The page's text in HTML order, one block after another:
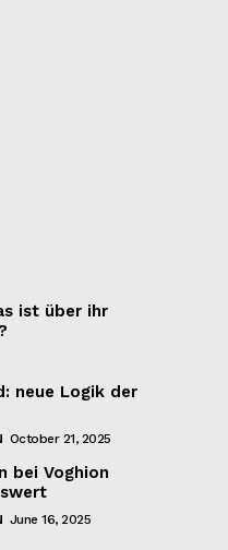
ist über ihr
neue Logik der
October 21, 2025
bei Voghion
June 16, 2025